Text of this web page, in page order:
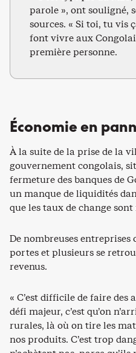
parole », ont souligné,
sources. « Si toi, tu vis
font vivre aux
première personne.
Économie en
À la suite de la prise de la
gouvernement congolais,
fermeture des banques de
un manque de liquidités
que les taux de change
De nombreuses
portes et plusieurs se
revenus.
« C’est difficile de faire des
défi majeur, c’est qu’on
rurales, là où on tire les
nos produits. C’est trop